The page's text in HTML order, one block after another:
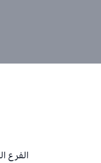
الفرع